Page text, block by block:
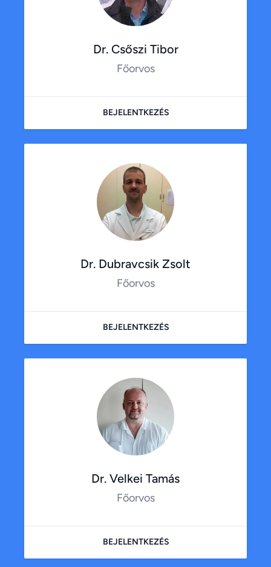
Dr. Csőszi Tibor
Főorvos
BEJELENTKEZÉS
Dr. Dubravcsik Zsolt
Főorvos
BEJELENTKEZÉS
Dr. Velkei Tamás
Főorvos
BEJELENTKEZÉS